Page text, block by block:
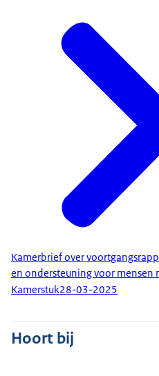
Kamerbrief over
en ondersteuning voor mensen
Kamerstuk28-03-2025
Hoort bij